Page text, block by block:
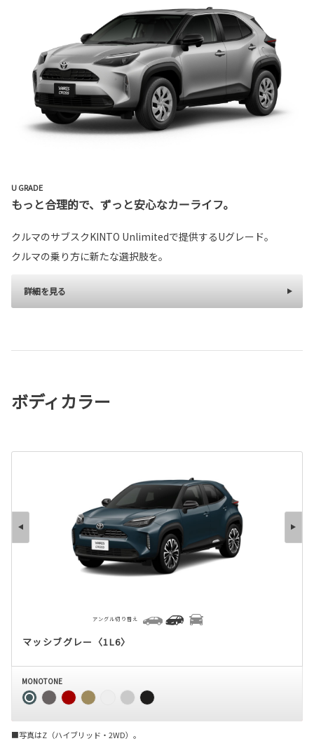
U GRADE
もっと合理的で、ずっと安心なカーライフ。
クルマのサブスクKINTO Unlimitedで提供するUグレード。
クルマの乗り方に新たな選択肢を。
詳細を見る
ボディカラー
マッシブグレー〈1L6〉
アングル切り替え
MONOTONE
■写真はZ（ハイブリッド・2WD）。